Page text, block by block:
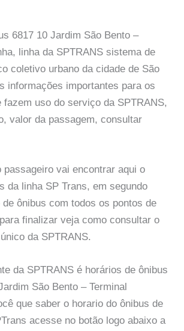
6817 10 Jardim São Bento –
linha da SPTRANS sistema de
coletivo urbano da cidade de São
informações importantes para os
fazem uso do serviço da SPTRANS,
valor da passagem, consultar
passageiro vai encontrar aqui o
da linha SP Trans, em segundo
de ônibus com todos os pontos de
finalizar veja como consultar o
da SPTRANS.
da SPTRANS é horários de ônibus
São Bento – Terminal
que saber o horario do ônibus de
acesse no botão logo abaixo a